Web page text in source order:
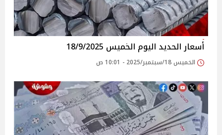
أسعار الحديد اليوم الخميس 18/9/2025
الخميس 18/سبتمبر/2025 - 10:01 ص